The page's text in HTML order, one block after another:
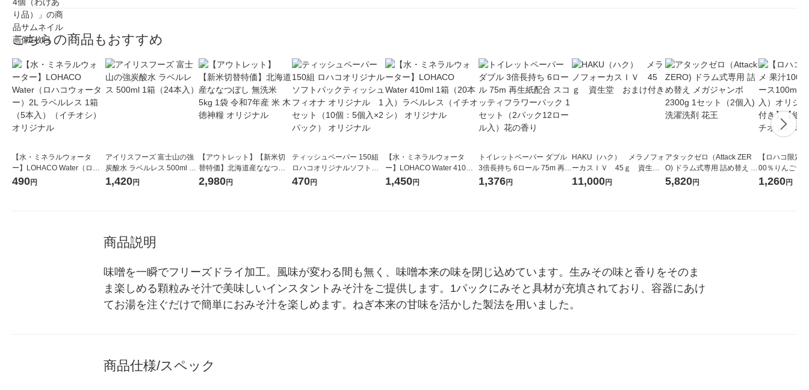
こちらの商品もおすすめ
【水・ミネラルウォータ
ー】LOHACO Water（ロハ
コウォーター）2L ラベルレ
490円
アイリスフーズ 富士山の強
炭酸水 ラベルレス 500ml 1
箱（24本入）
1,420円
【アウトレット】【新米切
替特価】北海道産ななつぼ
し 無洗米 5kg 1袋 令和7年産
2,980円
ティッシュペーパー 150組
ロハコオリジナルソフトパ
ックティッシュ フィオナ オ
470円
【水・ミネラルウォータ
ー】LOHACO Water 410ml
1箱（20本入）ラベルレス
1,450円
トイレットペーパー ダブル
3倍長持ち 6ロール 75m 再生
紙配合 スコッティフラワー
1,376円
HAKU（ハク） メラノフォ
ーカスＩＶ 45ｇ 資生
堂 おまけ付き
11,000円
アタックゼロ（Attack ZER
O) ドラム式専用 詰め替え メ
ガジャンボ 2300g 1セット
5,820円
【ロハコ限定
00％りんごジ
箱（18本入）
1,260円
商品説明
味噌を一瞬でフリーズドライ加工。風味が変わる間も無く、味噌本来の味を閉じ込めています。生みその味と香りをそのま
ま楽しめる顆粒みそ汁で美味しいインスタントみそ汁をご提供します。1パックにみそと具材が充填されており、容器にあけ
てお湯を注ぐだけで簡単におみそ汁を楽しめます。ねぎ本来の甘味を活かした製法を用いました。
商品仕様/スペック